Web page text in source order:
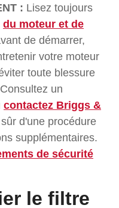
: Lisez toujours
du moteur et de
de démarrer,
votre moteur
toute blessure
un
contactez Briggs &
d'une procédure
supplémentaires.
de sécurité
le filtre